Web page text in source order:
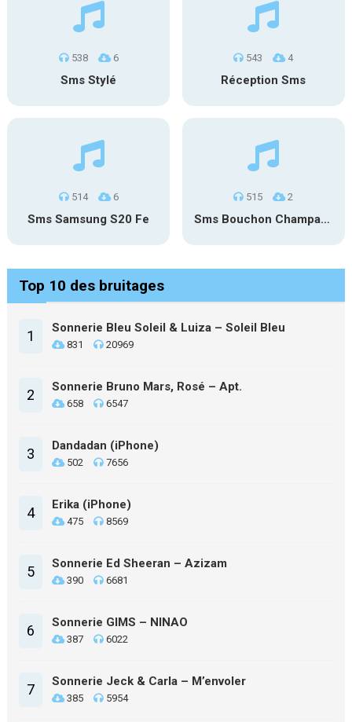
538 6
Sms Stylé
543 4
Réception Sms
514 6
Sms Samsung S20 Fe
515 2
Sms Bouchon Champagne
Top 10 des bruitages
1 Sonnerie Bleu Soleil & Luiza – Soleil Bleu
831 20969
2 Sonnerie Bruno Mars, Rosé – Apt.
658 6547
3 Dandadan (iPhone)
502 7656
4 Erika (iPhone)
475 8569
5 Sonnerie Ed Sheeran – Azizam
390 6681
6 Sonnerie GIMS – NINAO
387 6022
7 Sonnerie Jeck & Carla – M’envoler
385 5954